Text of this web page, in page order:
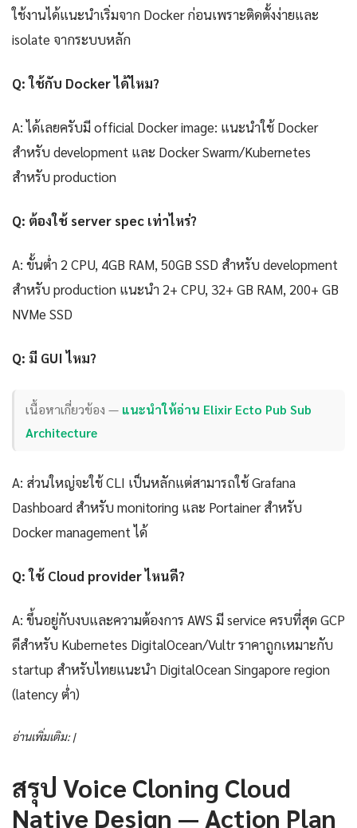
ใช้งานได้แนะนำเริ่มจาก Docker ก่อนเพราะติดตั้งง่ายและ
isolate จากระบบหลัก
Q: ใช้กับ Docker ได้ไหม?
A: ได้เลยครับมี official Docker image: แนะนำใช้ Docker
สำหรับ development และ Docker Swarm/Kubernetes
สำหรับ production
Q: ต้องใช้ server spec เท่าไหร่?
A: ขั้นต่ำ 2 CPU, 4GB RAM, 50GB SSD สำหรับ development
สำหรับ production แนะนำ 2+ CPU, 32+ GB RAM, 200+ GB
NVMe SSD
Q: มี GUI ไหม?
เนื้อหาเกี่ยวข้อง — แนะนำให้อ่าน Elixir Ecto Pub Sub
Architecture
A: ส่วนใหญ่จะใช้ CLI เป็นหลักแต่สามารถใช้ Grafana
Dashboard สำหรับ monitoring และ Portainer สำหรับ
Docker management ได้
Q: ใช้ Cloud provider ไหนดี?
A: ขึ้นอยู่กับงบและความต้องการ AWS มี service ครบที่สุด GCP
ดีสำหรับ Kubernetes DigitalOcean/Vultr ราคาถูกเหมาะกับ
startup สำหรับไทยแนะนำ DigitalOcean Singapore region
(latency ต่ำ)
อ่านเพิ่มเติม: |
สรุป Voice Cloning Cloud
Native Design — Action Plan